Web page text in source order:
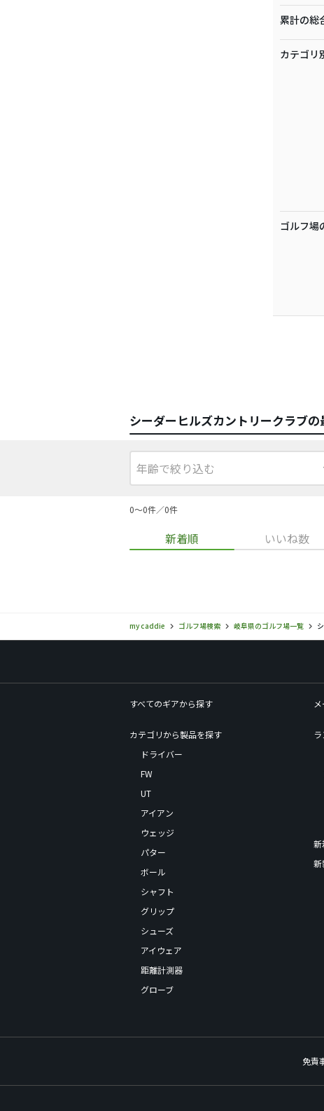
累計の総
カテゴリ
ゴルフ場
シーダーヒルズカントリークラブの
0〜0件／0件
新着順 いいね数
my caddie ゴルフ場検索 岐阜県のゴルフ場一覧
すべてのギアから探す
カテゴリから製品を探す
ドライバー
FW
UT
アイアン
ウェッジ
パター
ボール
シャフト
グリップ
シューズ
アイウェア
距離計測器
グローブ
新
新
免責